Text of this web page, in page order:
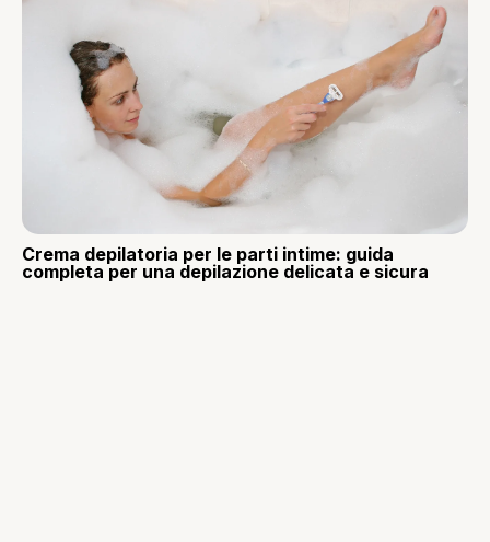
Crema depilatoria per le parti intime: guida
completa per una depilazione delicata e sicura